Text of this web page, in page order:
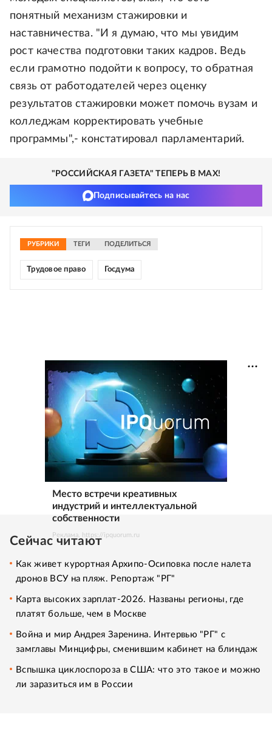
понятный механизм стажировки и
наставничества. "И я думаю, что мы увидим
рост качества подготовки таких кадров. Ведь
если грамотно подойти к вопросу, то обратная
связь от работодателей через оценку
результатов стажировки может помочь вузам и
колледжам корректировать учебные
программы",- констатировал парламентарий.
"РОССИЙСКАЯ ГАЗЕТА" ТЕПЕРЬ В MAX!
Подписывайтесь на нас
РУБРИКИ ТЕГИ ПОДЕЛИТЬСЯ
Трудовое право Госдума
Место встречи креативных
индустрий и интеллектуальной
собственности
Реклама. https://ipquorum.ru
Сейчас читают
Как живет курортная Архипо-Осиповка после налета
дронов ВСУ на пляж. Репортаж "РГ"
Карта высоких зарплат-2026. Названы регионы, где
платят больше, чем в Москве
Война и мир Андрея Заренина. Интервью "РГ" с
замглавы Минцифры, сменившим кабинет на блиндаж
Вспышка циклоспороза в США: что это такое и можно
ли заразиться им в России